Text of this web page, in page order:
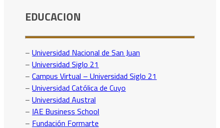
EDUCACION
–Universidad Nacional de San Juan
–Universidad Siglo 21
–Campus Virtual – Universidad Siglo 21
–Universidad Católica de Cuyo
–Universidad Austral
– IAE Business School
– Fundación Formarte